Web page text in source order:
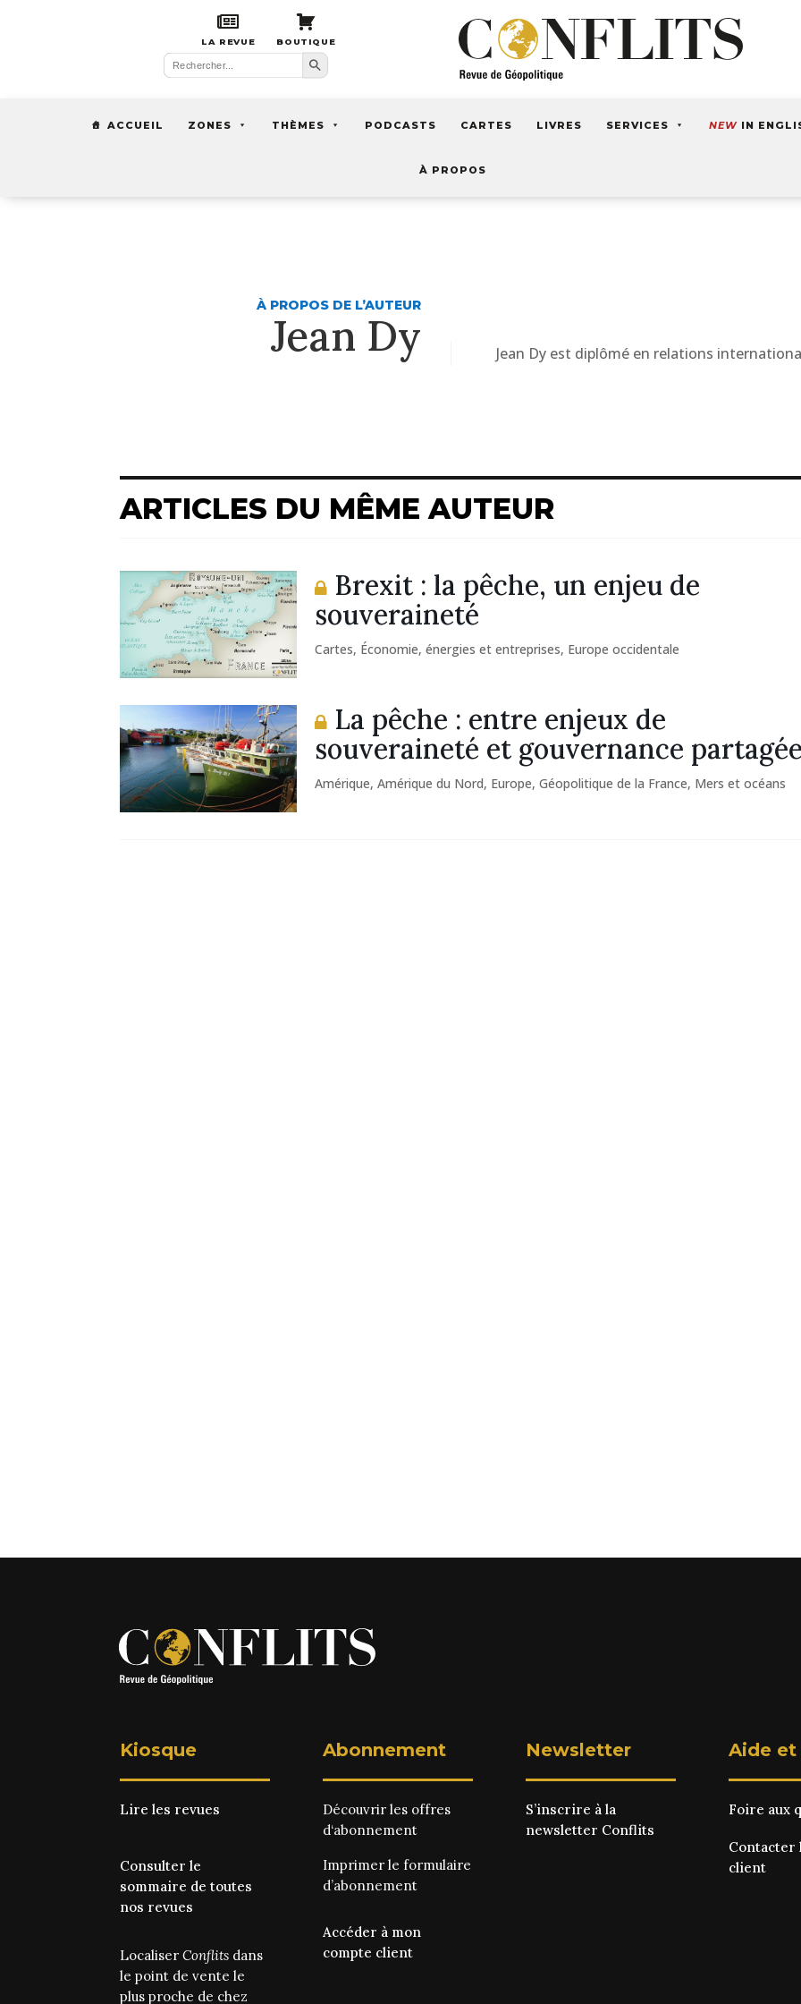
LA REVUE BOUTIQUE
Search
for:
Search Button
ACCUEIL ZONES THÈMES PODCASTS CARTES LIVRES SERVICES NEW IN
À PROPOS
À PROPOS DE L’AUTEUR
Jean Dy Jean Dy est diplômé en relations
ARTICLES DU MÊME AUTEUR
Brexit : la pêche, un enjeu de
souveraineté
Cartes, Économie, énergies et entreprises, Europe occidentale
La pêche : entre enjeux de
souveraineté et gouvernance
Amérique,Amérique du Nord, Europe,Géopolitique de la France, Mers et océans
Kiosque
Lire les revues
Consulter le
sommaire de toutes
nos revues
LocaliserConflits dans
le point de vente le
plus proche de chez
Abonnement
Découvrir les offres
d‘abonnement
Imprimer leformulaire
d’abonnement
Accéder à mon
compte client
Newsletter
S’inscrire à la
newsletter Conflits
Aide
Foire aux
Contacter
client